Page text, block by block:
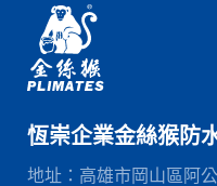
恆崇企業金絲猴防
地址：高雄市岡山區阿